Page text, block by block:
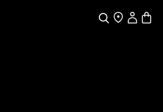
Meklēšana
TirgotājaLietotāja